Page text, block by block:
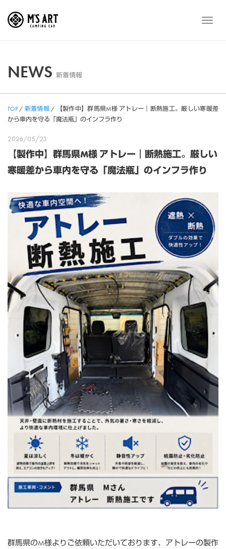
メ
NEWS 新着情報
TOP/ 新着情報/
【製作中】群馬県M様 アトレー｜断熱施工。厳しい寒暖差
から車内を守る「魔法瓶」のインフラ作り
2026/05/23
【製作中】群馬県M様 アトレー｜断熱施工。厳しい
寒暖差から車内を守る「魔法瓶」のインフラ作り
群馬県のM様よりご依頼いただいております、アトレーの製作